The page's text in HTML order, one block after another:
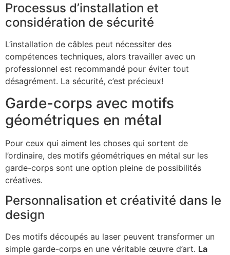
Processus d’installation et
considération de sécurité
L’installation de câbles peut nécessiter des
compétences techniques, alors travailler avec un
professionnel est recommandé pour éviter tout
désagrément. La sécurité, c’est précieux!
Garde-corps avec motifs
géométriques en métal
Pour ceux qui aiment les choses qui sortent de
l’ordinaire, des motifs géométriques en métal sur les
garde-corps sont une option pleine de possibilités
créatives.
Personnalisation et créativité dans le
design
Des motifs découpés au laser peuvent transformer un
simple garde-corps en une véritable œuvre d’art. La